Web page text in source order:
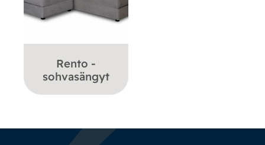
Rento -
sohvasängyt